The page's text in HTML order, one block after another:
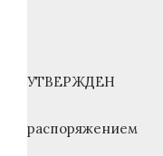
УТВЕРЖДЕН
распоряжением